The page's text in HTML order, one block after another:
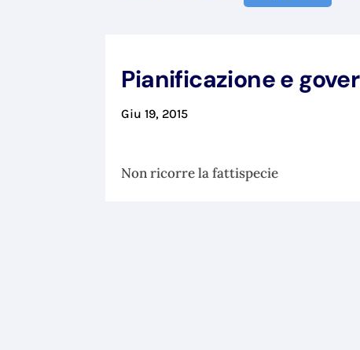
Pianificazione e
Giu 19, 2015
Non ricorre la fattispecie